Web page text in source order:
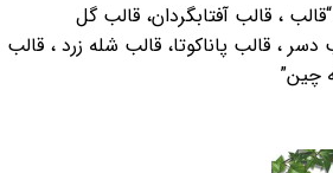
، قالب آفتابگردان، قالب گل
دسر ، قالب پاناکوتا، قالب شله زرد ، قالب
چین”